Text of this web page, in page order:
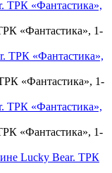
«Фантастика», 1-
«Фантастика», 1-
«Фантастика», 1-